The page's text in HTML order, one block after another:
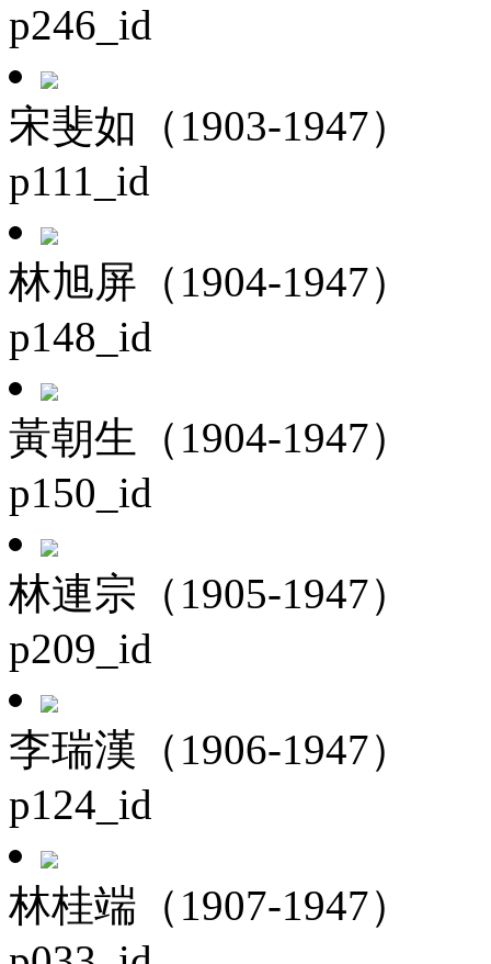
p246_id
宋斐如（1903-1947）
p111_id
林旭屏（1904-1947）
p148_id
黃朝生（1904-1947）
p150_id
林連宗（1905-1947）
p209_id
李瑞漢（1906-1947）
p124_id
林桂端（1907-1947）